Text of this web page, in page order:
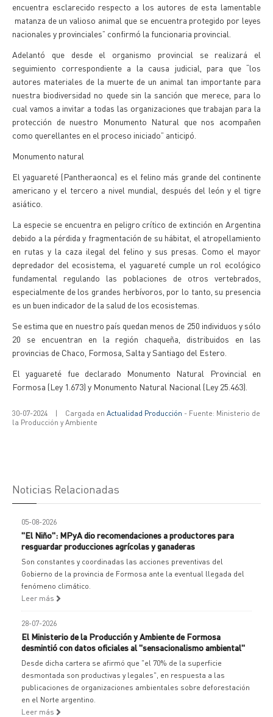
encuentra esclarecido respecto a los autores de esta lamentable
matanza de un valioso animal que se encuentra protegido por leyes
nacionales y provinciales” confirmó la funcionaria provincial.
Adelantó que desde el organismo provincial se realizará el
seguimiento correspondiente a la causa judicial, para que “los
autores materiales de la muerte de un animal tan importante para
nuestra biodiversidad no quede sin la sanción que merece, para lo
cual vamos a invitar a todas las organizaciones que trabajan para la
protección de nuestro Monumento Natural que nos acompañen
como querellantes en el proceso iniciado” anticipó.
Monumento natural
El yaguareté (Pantheraonca) es el felino más grande del continente
americano y el tercero a nivel mundial, después del león y el tigre
asiático.
La especie se encuentra en peligro crítico de extinción en Argentina
debido a la pérdida y fragmentación de su hábitat, el atropellamiento
en rutas y la caza ilegal del felino y sus presas. Como el mayor
depredador del ecosistema, el yaguareté cumple un rol ecológico
fundamental regulando las poblaciones de otros vertebrados,
especialmente de los grandes herbívoros, por lo tanto, su presencia
es un buen indicador de la salud de los ecosistemas.
Se estima que en nuestro país quedan menos de 250 individuos y sólo
20 se encuentran en la región chaqueña, distribuidos en las
provincias de Chaco, Formosa, Salta y Santiago del Estero.
El yaguareté fue declarado Monumento Natural Provincial en
Formosa (Ley 1.673) y Monumento Natural Nacional (Ley 25.463).
30-07-2024 | Cargada en Actualidad Producción - Fuente: Ministerio de
la Producción y Ambiente
Noticias Relacionadas
05-08-2026
"El Niño": MPyA dio recomendaciones a productores para
resguardar producciones agrícolas y ganaderas
Son constantes y coordinadas las acciones preventivas del
Gobierno de la provincia de Formosa ante la eventual llegada del
fenómeno climático.
Leer más
28-07-2026
El Ministerio de la Producción y Ambiente de Formosa
desmintió con datos oficiales al "sensacionalismo ambiental"
Desde dicha cartera se afirmó que "el 70% de la superficie
desmontada son productivas y legales", en respuesta a las
publicaciones de organizaciones ambientales sobre deforestación
en el Norte argentino.
Leer más